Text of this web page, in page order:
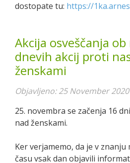
dostopate tu: https://
Akcija osveščanja
dnevih akcij proti
ženskami
Objavljeno: 25 November 2020
25. novembra se začenja 16
nad ženskami.
Ker verjamemo, da je v znanju
času vsak dan objavili